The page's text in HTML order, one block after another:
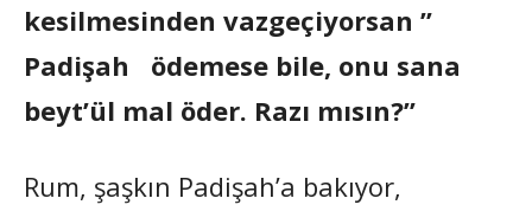
kesilmesinden vazgeçiyorsan ”
Padişah ödemese bile, onu sana
beyt’ül mal öder. Razı mısın?”
Rum, şaşkın Padişah’a bakıyor,